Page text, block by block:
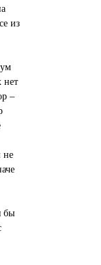
из
нет
–
не
бы